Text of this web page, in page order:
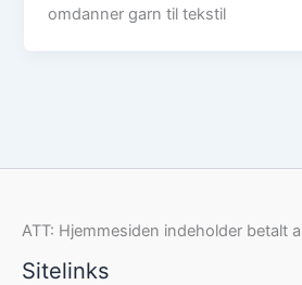
omdanner garn til tekstil
ATT: Hjemmesiden indeholder betalt
Sitelinks